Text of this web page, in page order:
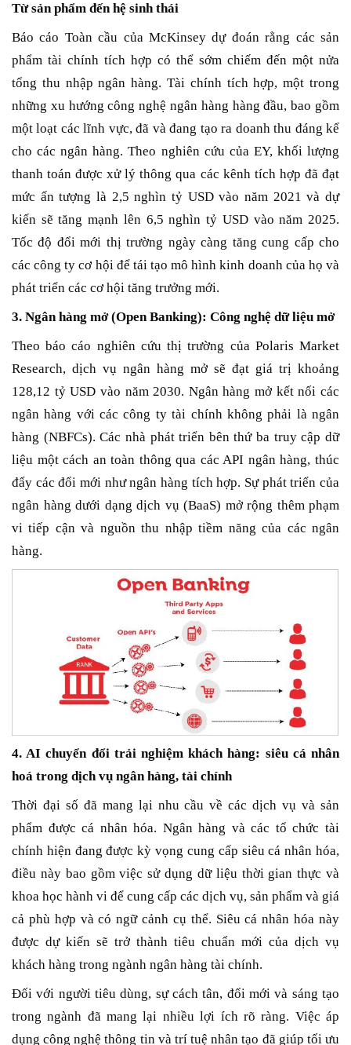
Từ sản phẩm đến hệ sinh thái
Báo cáo Toàn cầu của McKinsey dự đoán rằng các sản
phẩm tài chính tích hợp có thể sớm chiếm đến một nửa
tổng thu nhập ngân hàng. Tài chính tích hợp, một trong
những xu hướng công nghệ ngân hàng hàng đầu, bao gồm
một loạt các lĩnh vực, đã và đang tạo ra doanh thu đáng kể
cho các ngân hàng. Theo nghiên cứu của EY, khối lượng
thanh toán được xử lý thông qua các kênh tích hợp đã đạt
mức ấn tượng là 2,5 nghìn tỷ USD vào năm 2021 và dự
kiến sẽ tăng mạnh lên 6,5 nghìn tỷ USD vào năm 2025.
Tốc độ đổi mới thị trường ngày càng tăng cung cấp cho
các công ty cơ hội để tái tạo mô hình kinh doanh của họ và
phát triển các cơ hội tăng trưởng mới.
3. Ngân hàng mở (Open Banking): Công nghệ dữ liệu mở
Theo báo cáo nghiên cứu thị trường của Polaris Market
Research, dịch vụ ngân hàng mở sẽ đạt giá trị khoảng
128,12 tỷ USD vào năm 2030. Ngân hàng mở kết nối các
ngân hàng với các công ty tài chính không phải là ngân
hàng (NBFCs). Các nhà phát triển bên thứ ba truy cập dữ
liệu một cách an toàn thông qua các API ngân hàng, thúc
đẩy các đổi mới như ngân hàng tích hợp. Sự phát triển của
ngân hàng dưới dạng dịch vụ (BaaS) mở rộng thêm phạm
vi tiếp cận và nguồn thu nhập tiềm năng của các ngân
hàng.
4. AI chuyển đổi trải nghiệm khách hàng: siêu cá nhân
hoá trong dịch vụ ngân hàng, tài chính
Thời đại số đã mang lại nhu cầu về các dịch vụ và sản
phẩm được cá nhân hóa. Ngân hàng và các tổ chức tài
chính hiện đang được kỳ vọng cung cấp siêu cá nhân hóa,
điều này bao gồm việc sử dụng dữ liệu thời gian thực và
khoa học hành vi để cung cấp các dịch vụ, sản phẩm và giá
cả phù hợp và có ngữ cảnh cụ thể. Siêu cá nhân hóa này
được dự kiến sẽ trở thành tiêu chuẩn mới của dịch vụ
khách hàng trong ngành ngân hàng tài chính.
Đối với người tiêu dùng, sự cách tân, đổi mới và sáng tạo
trong ngành đã mang lại nhiều lợi ích rõ ràng. Việc áp
dụng công nghệ thông tin và trí tuệ nhân tạo đã giúp tối ưu